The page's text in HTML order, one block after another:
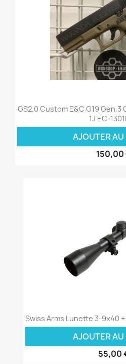
GS2.0 Custom E&C G19 Gen.3
1J EC-
AJOUTER AU
150,00
Swiss Arms Lunette 3-9x40
AJOUTER AU
55,00